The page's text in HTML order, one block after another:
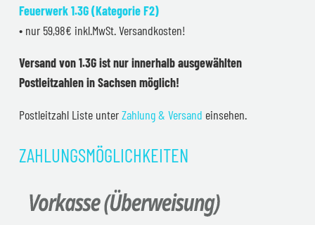
Feuerwerk 1.3G (Kategorie F2)
• nur 59,98€ inkl.MwSt. Versandkosten!
Versand von 1.3G ist nur innerhalb ausgewählten
Postleitzahlen in Sachsen möglich!
Postleitzahl Liste unterZahlung & Versand einsehen.
ZAHLUNGSMÖGLICHKEITEN